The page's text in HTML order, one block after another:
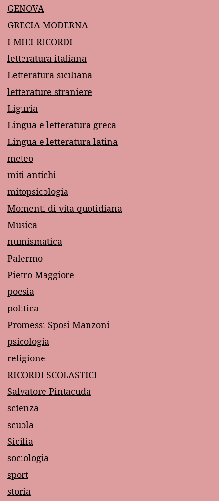
GENOVA
GRECIA MODERNA
I MIEI RICORDI
letteratura italiana
Letteratura siciliana
letterature straniere
Liguria
Lingua e letteratura greca
Lingua e letteratura latina
meteo
miti antichi
mitopsicologia
Momenti di vita quotidiana
Musica
numismatica
Palermo
Pietro Maggiore
poesia
politica
Promessi Sposi Manzoni
psicologia
religione
RICORDI SCOLASTICI
Salvatore Pintacuda
scienza
scuola
Sicilia
sociologia
sport
storia